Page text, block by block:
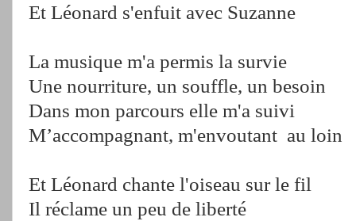
Et Léonard s'enfuit avec Suzanne
La musique m'a permis la survie
Une nourriture, un souffle, un besoin
Dans mon parcours elle m'a suivi
M’accompagnant, m'envoutant au loin
Et Léonard chante l'oiseau sur le fil
Il réclame un peu de liberté